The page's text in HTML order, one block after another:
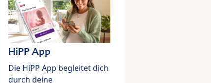
HiPP App
Die HiPP App begleitet dich
durch deine